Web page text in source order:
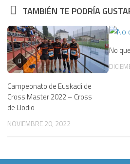
TAMBIÉN TE PODRÍA
Campeonato de Euskadi de
Cross Master 2022 – Cross
de Llodio
NOVIEMBRE 20, 2022
No